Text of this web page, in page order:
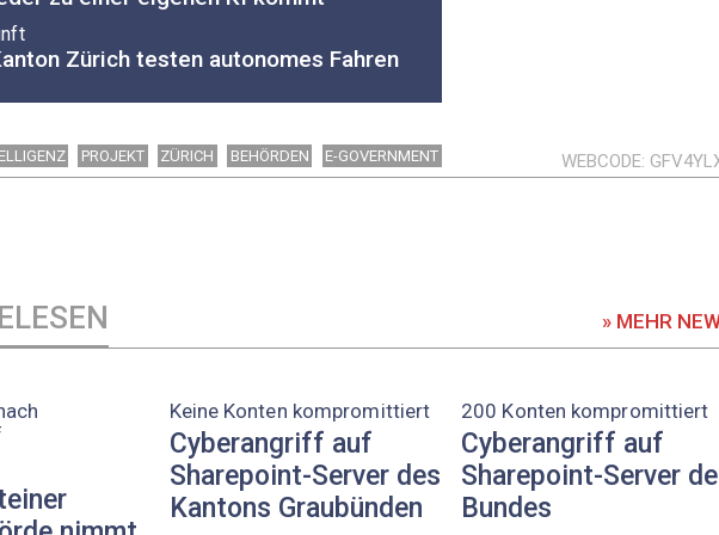
Zürich testen autonomes Fahren
PROJEKT ZÜRICH BEHÖRDEN E-GOVERNMENT WEBCODE
» MEHR
Keine Konten kompromittiert
Cyberangriff auf
Sharepoint-Server des
Kantons Graubünden
200 Konten kompromittiert
Cyberangriff auf
Sharepoint-Server
Bundes